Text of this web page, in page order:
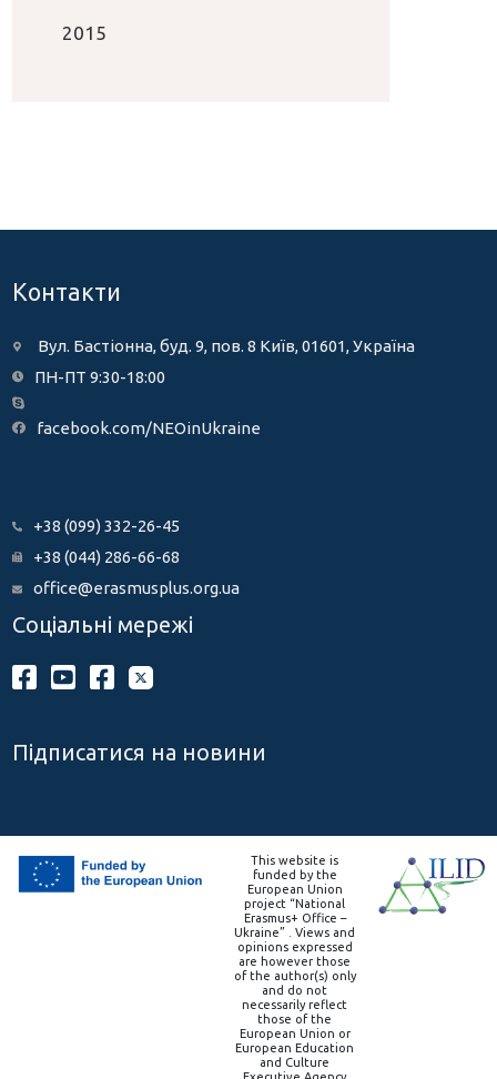
2015
Контакти
Вул. Бастіонна, буд. 9, пов. 8 Київ, 01601, Україна
ПН-ПТ 9:30-18:00
facebook.com/NEOinUkraine
+38 (099) 332-26-45
+38 (044) 286-66-68
office@erasmusplus.org.ua
Соціальні мережі
Підписатися на новини
This website is
funded by the
European Union
project “National
Erasmus+ Office –
Ukraine” . Views and
opinions expressed
are however those
of the author(s) only
and do not
necessarily reflect
those of the
European Union or
European Education
and Culture